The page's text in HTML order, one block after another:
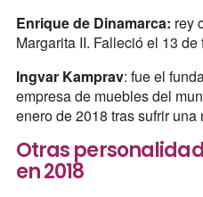
Enrique de Dinamarca: rey
Margarita II. Falleció el 13
Ingvar Kamprav: fue el
empresa de muebles del
enero de 2018 tras sufrir una
Otras
en 2018